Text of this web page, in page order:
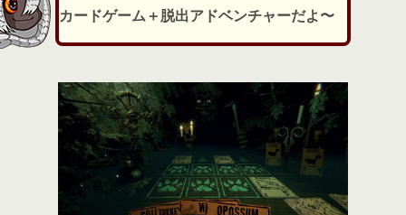
カードゲーム＋脱出アドベンチャーだよ〜